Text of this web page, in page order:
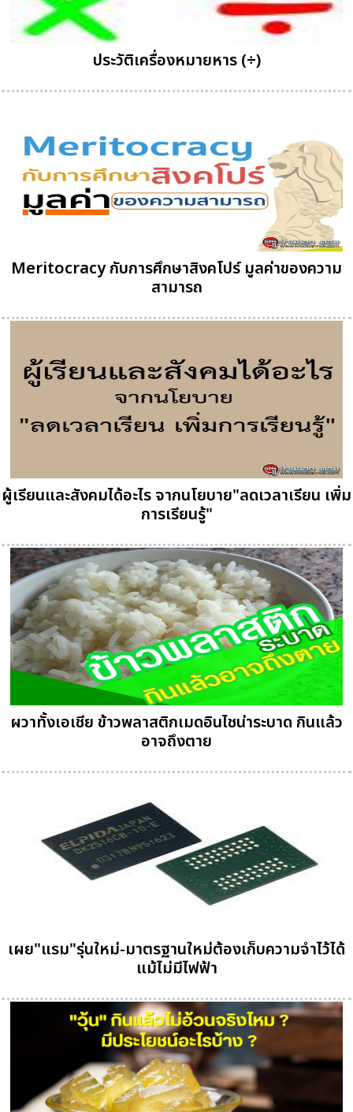
ประวัติเครื่องหมายหาร (÷)
Meritocracy กับการศึกษาสิงคโปร์ มูลค่าของความ
สามารถ
ผู้เรียนและสังคมได้อะไร จากนโยบาย"ลดเวลาเรียน เพิ่ม
การเรียนรู้"
ผวาทั้งเอเชีย ข้าวพลาสติกเมดอินไชน่าระบาด กินแล้ว
อาจถึงตาย
เผย"แรม"รุ่นใหม่-มาตรฐานใหม่ต้องเก็บความจำไว้ได้
แม้ไม่มีไฟฟ้า